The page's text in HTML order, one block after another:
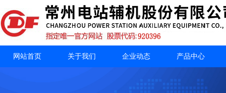
网站首页 关于我们 企业动态 产品中心